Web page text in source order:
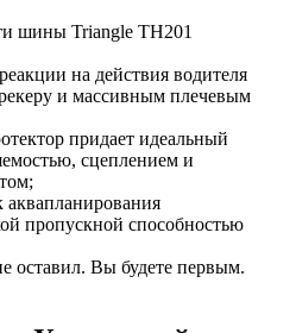
шины Triangle TH201
на действия водителя
и массивным плечевым
придает идеальный
сцеплением и
пропускной способностью
оставил. Вы будете первым.